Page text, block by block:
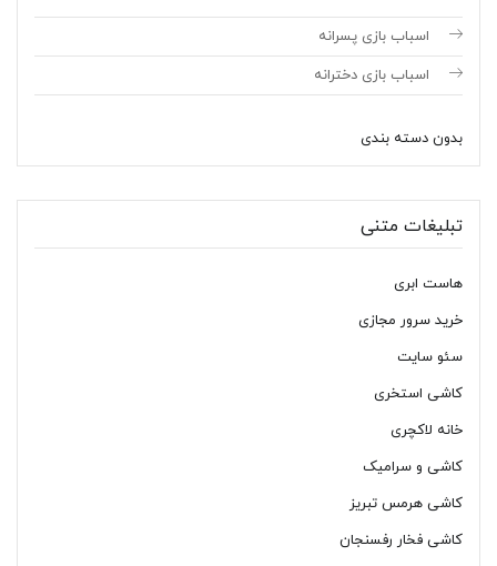
اسباب بازی پسرانه
اسباب بازی دخترانه
بدون دسته بندی
تبلیغات متنی
هاست ابری
خرید سرور مجازی
سئو سایت
کاشی استخری
خانه لاکچری
کاشی و سرامیک
کاشی هرمس تبریز
کاشی فخار رفسنجان